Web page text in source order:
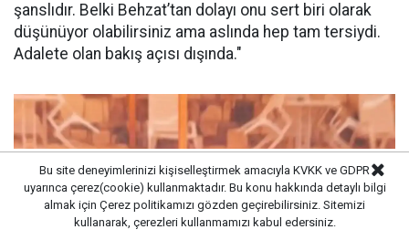
şanslıdır. Belki Behzat’tan dolayı onu sert biri olarak
düşünüyor olabilirsiniz ama aslında hep tam tersiydi.
Adalete olan bakış açısı dışında."
Bu site deneyimlerinizi kişiselleştirmek amacıyla KVKK ve GDPR
uyarınca çerez(cookie) kullanmaktadır. Bu konu hakkında detaylı bilgi
almak için Çerez politikamızı gözden geçirebilirsiniz. Sitemizi
kullanarak, çerezleri kullanmamızı kabul edersiniz.